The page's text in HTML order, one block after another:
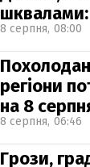
шквалами:
8 серпня, 08:00
регіони
на 8
8 серпня, 06:46
Грози,